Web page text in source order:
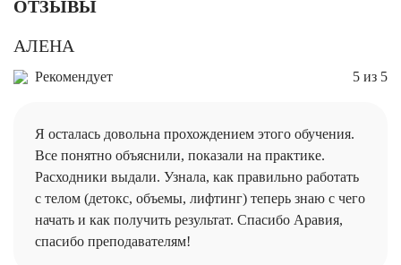
ОТЗЫВЫ
АЛЕНА
Рекомендует 5 из 5
Я осталась довольна прохождением этого обучения.
Все понятно объяснили, показали на практике.
Расходники выдали. Узнала, как правильно работать
с телом (детокс, объемы, лифтинг) теперь знаю с чего
начать и как получить результат. Спасибо Аравия,
спасибо преподавателям!